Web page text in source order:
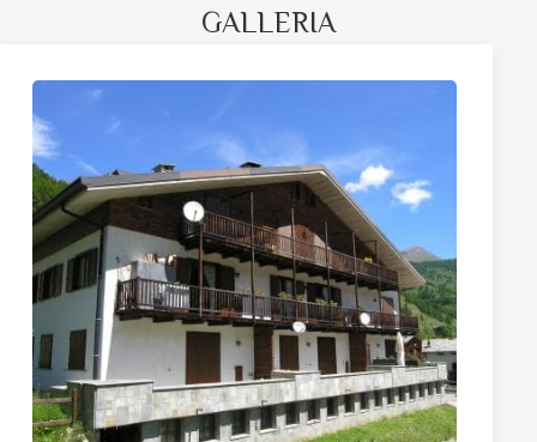
GALLERIA